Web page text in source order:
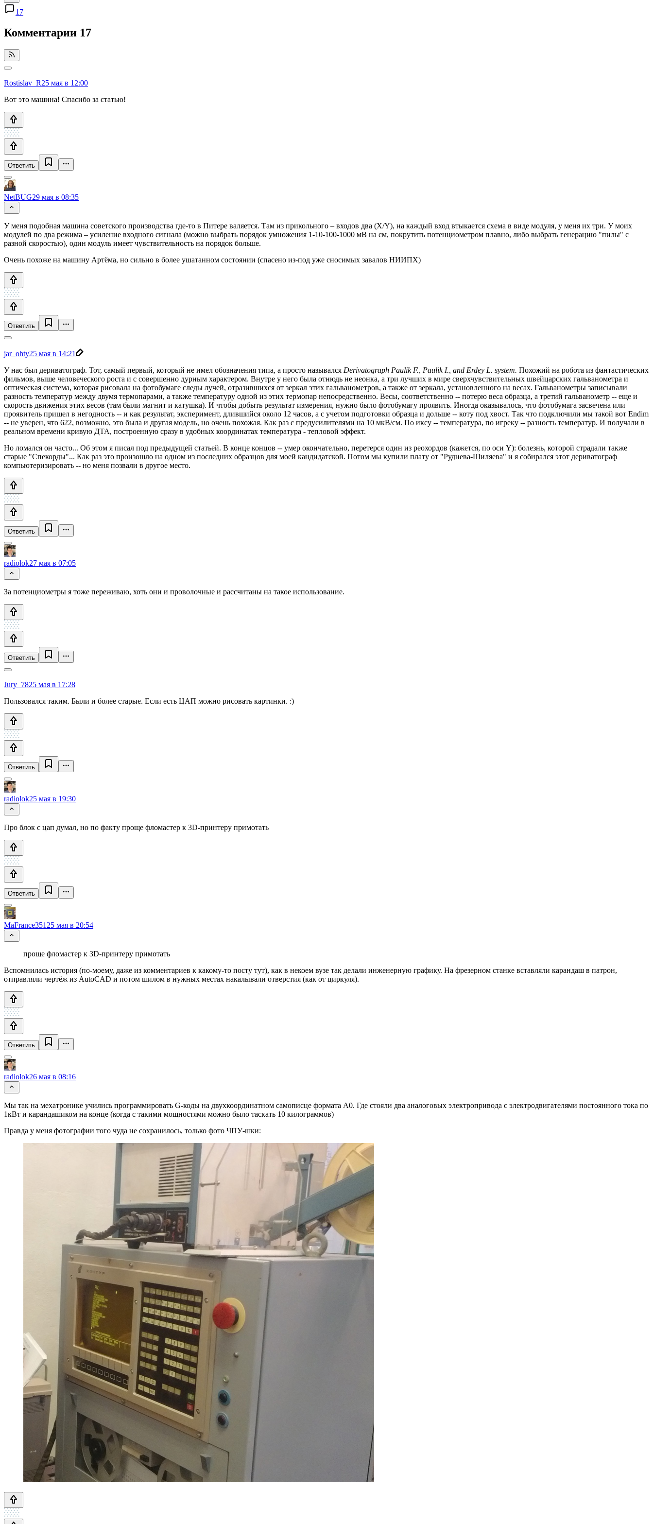
17
Комментарии 17
Rostislav_R25 мая в 12:00
Вот это машина! Спасибо за статью!
Ответить
NetBUG29 мая в 08:35
У меня подобная машина советского производства где-то в Питере валяется. Там из прикольного – входов два (X/Y), на каждый вход втыкается схема в виде модуля, у меня их три. У моих
модулей по два режима – усиление входного сигнала (можно выбрать порядок умножения 1-10-100-1000 мВ на см, покрутить потенциометром плавно, либо выбрать генерацию "пилы" с
разной скоростью), один модуль имеет чувствительность на порядок больше.
Очень похоже на машину Артёма, но сильно в более ушатанном состоянии (спасено из-под уже сносимых завалов НИИПХ)
Ответить
jar_ohty25 мая в 14:21
У нас был дериватограф. Тот, самый первый, который не имел обозначения типа, а просто назывался Derivatograph Paulik F., Paulik I., and Erdey L. system. Похожий на робота из фантастических
фильмов, выше человеческого роста и с совершенно дурным характером. Внутре у него была отнюдь не неонка, а три лучших в мире сверхчувствительных швейцарских гальванометра и
оптическая система, которая рисовала на фотобумаге следы лучей, отразившихся от зеркал этих гальванометров, а также от зеркала, установленного на весах. Гальванометры записывали
разность температур между двумя термопарами, а также температуру одной из этих термопар непосредственно. Весы, соответственно -- потерю веса образца, а третий гальванометр -- еще и
скорость движения этих весов (там были магнит и катушка). И чтобы добыть результат измерения, нужно было фотобумагу проявить. Иногда оказывалось, что фотобумага засвечена или
проявитель пришел в негодность -- и как результат, эксперимент, длившийся около 12 часов, а с учетом подготовки образца и дольше -- коту под хвост. Так что подключили мы такой вот Endim
-- не уверен, что 622, возможно, это была и другая модель, но очень похожая. Как раз с предусилителями на 10 мкВ/см. По иксу -- температура, по игреку -- разность температур. И получали в
реальном времени кривую ДТА, построенную сразу в удобных координатах температура - тепловой эффект.
Но ломался он часто... Об этом я писал под предыдущей статьей. В конце концов -- умер окончательно, перетерся один из реохордов (кажется, по оси Y): болезнь, которой страдали также
старые "Спекорды"... Как раз это произошло на одном из последних образцов для моей кандидатской. Потом мы купили плату от "Руднева-Шиляева" и я собирался этот дериватограф
компьютеризировать -- но меня позвали в другое место.
Ответить
radiolok27 мая в 07:05
За потенциометры я тоже переживаю, хоть они и проволочные и рассчитаны на такое использование.
Ответить
Jury_7825 мая в 17:28
Пользовался таким. Были и более старые. Если есть ЦАП можно рисовать картинки. :)
Ответить
radiolok25 мая в 19:30
Про блок с цап думал, но по факту проще фломастер к 3D-принтеру примотать
Ответить
MaFrance351 25 мая в 20:54
проще фломастер к 3D-принтеру примотать
Вспомнилась история (по-моему, даже из комментариев к какому-то посту тут), как в некоем вузе так делали инженерную графику. На фрезерном станке вставляли карандаш в патрон,
отправляли чертёж из AutoCAD и потом шилом в нужных местах накалывали отверстия (как от циркуля).
Ответить
radiolok26 мая в 08:16
Мы так на мехатронике учились программировать G-коды на двухкоординатном самописце формата А0. Где стояли два аналоговых электропривода с электродвигателями постоянного тока по
1кВт и карандашиком на конце (когда с такими мощностями можно было таскать 10 килограммов)
Правда у меня фотографии того чуда не сохранилось, только фото ЧПУ-шки: